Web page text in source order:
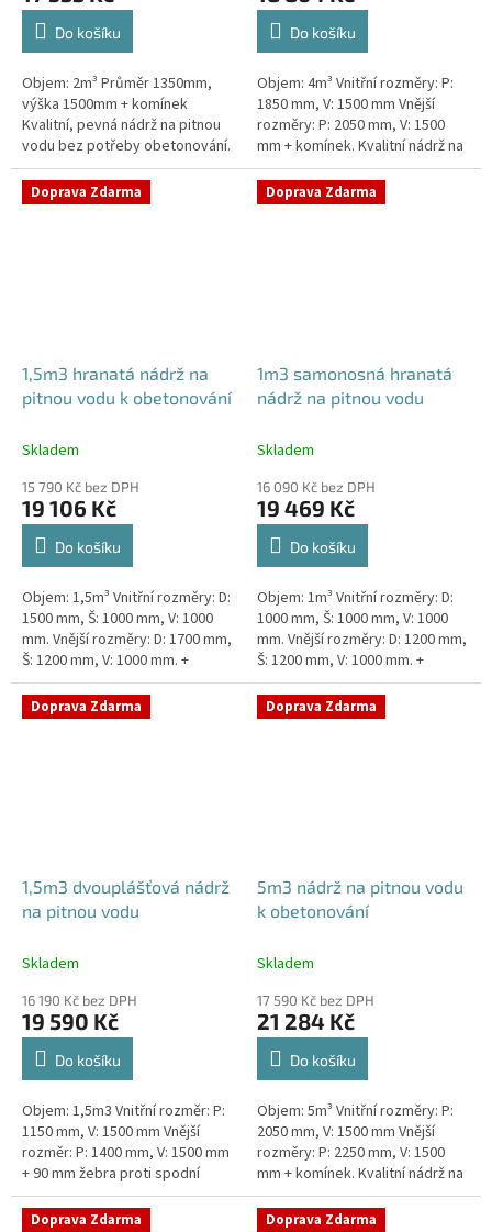
Do košíku
Objem: 2m³ Průměr 1350mm,
výška 1500mm + komínek
Kvalitní, pevná nádrž na pitnou
vodu bez potřeby obetonování.
Průměr a umístění všech
prostupů pro potrubí a hadice
specifikujte...
Do košíku
Objem: 4m³ Vnitřní rozměry: P:
1850 mm, V: 1500 mm Vnější
rozměry: P: 2050 mm, V: 1500
mm + komínek. Kvalitní nádrž na
pitnou vodu pod parkovací
stání. Průměr a umístění všech...
Doprava Zdarma
1,5m3 hranatá nádrž na
pitnou vodu k obetonování
Skladem
15 790 Kč bez DPH
19 106 Kč
Do košíku
Objem: 1,5m³ Vnitřní rozměry: D:
1500 mm, Š: 1000 mm, V: 1000
mm. Vnější rozměry: D: 1700 mm,
Š: 1200 mm, V: 1000 mm. +
komínek. Kvalitní nádrž na pitnou
vodu pod parkovací...
Doprava Zdarma
1m3 samonosná hranatá
nádrž na pitnou vodu
Skladem
16 090 Kč bez DPH
19 469 Kč
Do košíku
Objem: 1m³ Vnitřní rozměry: D:
1000 mm, Š: 1000 mm, V: 1000
mm. Vnější rozměry: D: 1200 mm,
Š: 1200 mm, V: 1000 mm. +
komínek Kvalitní, pevná nádrž na
pitnou vodu bez...
Doprava Zdarma
1,5m3 dvouplášťová nádrž
na pitnou vodu
Skladem
16 190 Kč bez DPH
19 590 Kč
Do košíku
Objem: 1,5m3 Vnitřní rozměr: P:
1150 mm, V: 1500 mm Vnější
rozměr: P: 1400 mm, V: 1500 mm
+ 90 mm žebra proti spodní
vodě + komínek Kvalitní nádrž na
pitnou vodu do míst vysokou...
Doprava Zdarma
5m3 nádrž na pitnou vodu
k obetonování
Skladem
17 590 Kč bez DPH
21 284 Kč
Do košíku
Objem: 5m³ Vnitřní rozměry: P:
2050 mm, V: 1500 mm Vnější
rozměry: P: 2250 mm, V: 1500
mm + komínek. Kvalitní nádrž na
pitnou vodu pod parkovací
stání. Průměr a umístění všech...
Doprava Zdarma Doprava Zdarma